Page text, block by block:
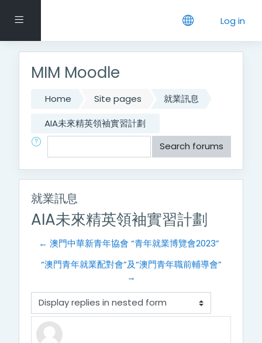
Side panel Log in
MIM Moodle
Home Site pages
就業訊息
AIA未來精英領袖實習計劃
Search
Search forums
就業訊息
AIA未來精英領袖實習計劃
← 澳門中華新青年協會 “青年就業博覽會2023”
“澳門青年就業配對會”及“澳門青年職前輔導會”
→
Display mode